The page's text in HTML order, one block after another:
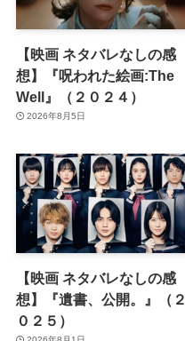
【映画 ネタバレなしの感
想】『呪われた絵画:The
Well』（２０２４）
2026年8月5日
【映画 ネタバレなしの感
想】『遺書、公開。』（２
０２５）